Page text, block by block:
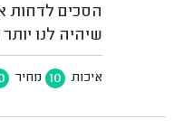
הסכים לדחות
שיהיה לנו
איכות 10 מחיר